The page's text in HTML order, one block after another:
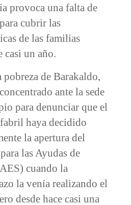
provoca una falta de
cubrir las
de las familias
casi un año.
de Barakaldo,
ante la sede
para denunciar que el
haya decidido
la apertura del
las Ayudas de
cuando la
la venía realizando el
desde hace casi una